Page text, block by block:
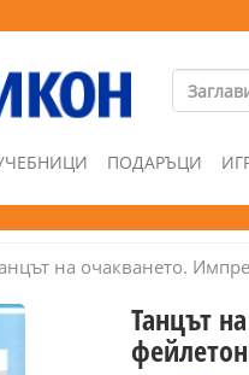
ПОДАРЪЦИ
на очакването.
Танцът